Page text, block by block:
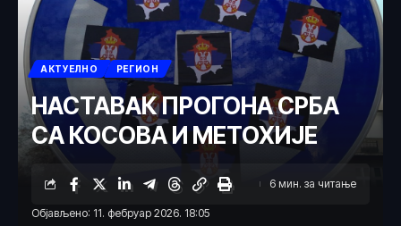
АКТУЕЛНО РЕГИОН
НАСТАВАК ПРОГОНА СРБА
СА КОСОВА И МЕТОХИЈЕ
Објављено: 11. фебруар 2026. 18:05
6 мин. за читање